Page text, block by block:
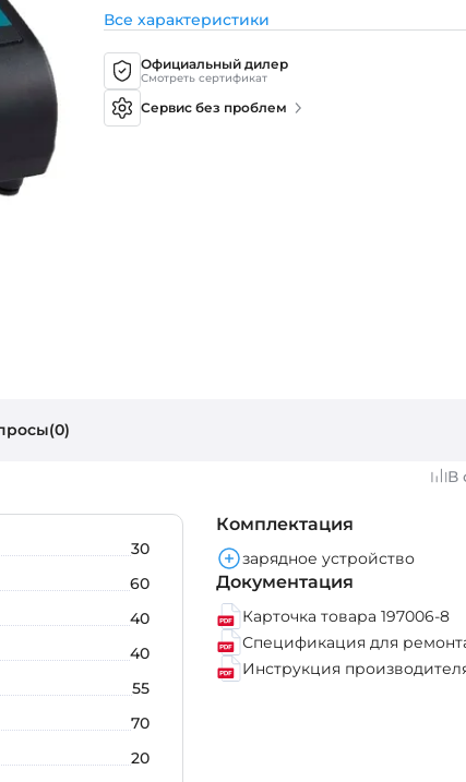
Все характеристики
Официальный дилер
Смотреть сертификат
Сервис без проблем
В
30
60
40
40
55
70
20
Комплектация
зарядное устройство
Документация
Карточка товара 197006-8
Спецификация для
Инструкция